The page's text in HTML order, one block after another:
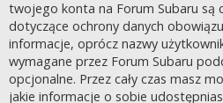
twojego konta na Forum Subaru są
dotyczące ochrony danych
informacje, oprócz nazwy
wymagane przez Forum Subaru
opcjonalne. Przez cały czas masz
jakie informacje o sobie